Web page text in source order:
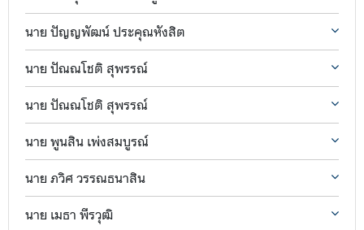
นาย ปัญญพัฒน์ ประคุณหังสิต
นาย ปัณณโชติ สุพรรณ์
นาย ปัณณโชติ สุพรรณ์
นาย พูนสิน เพ่งสมบูรณ์
นาย ภวิศ วรรณธนาสิน
นาย เมธา พีรวุฒิ